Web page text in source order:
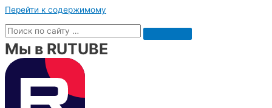
Перейти к содержимому
Мы в RUTUBE